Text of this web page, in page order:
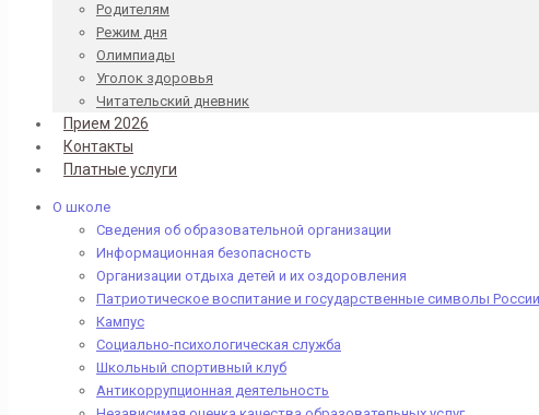
Родителям
Режим дня
Олимпиады
Уголок здоровья
Читательский дневник
Прием 2026
Контакты
Платные услуги
О школе
Сведения об образовательной организации
Информационная безопасность
Организации отдыха детей и их оздоровления
Патриотическое воспитание и государственные символы России
Кампус
Социально-психологическая служба
Школьный спортивный клуб
Антикоррупционная деятельность